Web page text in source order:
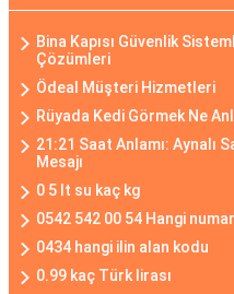
Bina Kapısı Güvenlik
Çözümleri
Ödeal Müşteri Hizmetleri
Rüyada Kedi Görmek Ne
21:21 Saat Anlamı: Aynalı
Mesajı
0 5 lt su kaç kg
0542 542 00 54 Hangi
0434 hangi ilin alan kodu
0.99 kaç Türk lirası